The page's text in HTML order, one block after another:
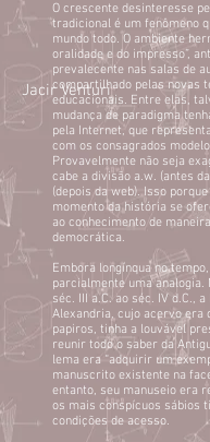
O crescente desinteresse
tradicional é um fenômeno
mundo todo. O ambiente
oralidade e do impresso”,
prevalecente nas salas de
compartilhado pelas novas
educacionais. Entre elas,
mudança de paradigma
pela Internet, que
com os consagrados
Provavelmente não seja
cabe a divisão a.w. (antes
(depois da web). Isso
momento da história se
ao conhecimento de
democrática.
Embora longínqua no
parcialmente uma analogia.
séc. III a.C. ao séc. IV d.C.,
Alexandria, cujo acervo era
papiros, tinha a louvável
reunir todo o saber da
lema era “adquirir um
manuscrito existente na
entanto, seu manuseio era
os mais conspícuos sábios
condições de acesso.
Jacir Venturi